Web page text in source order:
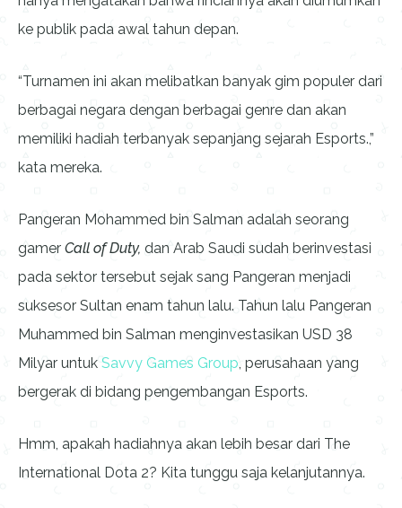
ke publik pada awal tahun depan.
“Turnamen ini akan melibatkan banyak gim populer dari
berbagai negara dengan berbagai genre dan akan
memiliki hadiah terbanyak sepanjang sejarah Esports.,”
kata mereka.
Pangeran Mohammed bin Salman adalah seorang
gamer Call of Duty, dan Arab Saudi sudah berinvestasi
pada sektor tersebut sejak sang Pangeran menjadi
suksesor Sultan enam tahun lalu. Tahun lalu Pangeran
Muhammed bin Salman menginvestasikan USD 38
Milyar untuk Savvy Games Group, perusahaan yang
bergerak di bidang pengembangan Esports.
Hmm, apakah hadiahnya akan lebih besar dari The
International Dota 2? Kita tunggu saja kelanjutannya.